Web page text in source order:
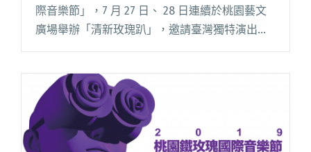
際音樂節」，7 月 27 日、 28 日連續於桃園藝文
廣場舉辦「清新玫瑰趴」，邀請臺灣獨特演出團
隊，更加入海外人氣歌手同台較勁，展現鐵玫瑰
天，由鄭宜閱讀全文 "現場回顧：魏如萱、鄭宜
農、舒米恩、柯智棠⋯⋯炒熱桃園鐵玫瑰「清新
玫瑰趴」"